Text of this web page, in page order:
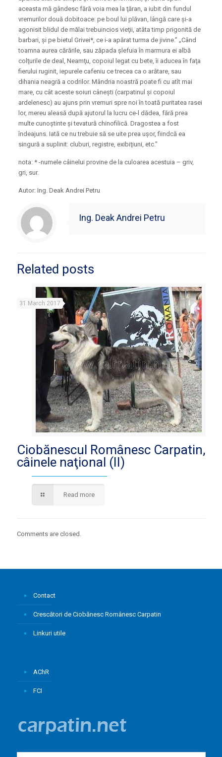
aceasta mă gândesc fără voia mea la ţăran, a iubit din fundul
vremurilor două dobitoace: pe boul lui plăvan, lângă care şi-a
agonisit blidul de mălai trebuincios vieţii, atâta timp prigonită de
barbari, şi pe bietul Grivei*, ce i-a apărat turma de jivine.” „Când
toamna aurea cărările, sau zăpada şlefuia în marmura ei albă
colţurile de deal, Neamţu, copoiul legat cu bete, îi aducea în faţa
fierului ruginit, iepurele cafeniu ce trecea ca o arătare, sau
dihania neagră a codrilor. Mândria noastră poate fi cu atît mai
mare, cu cât aceste soiuri câneşti (carpatinul şi copoiul
ardelenesc) au ajuns prin vremuri spre noi în toată puritatea rasei
lor, mereu aleasă după ajutorul la lucru ce-l dădea, fără prea
multe cunoştinte şi tevatură chinofilică. Dragostea a fost
îndeajuns. Iată ce nu trebuie să se uite prea uşor, fiindcă ea
singură a suplinit: cluburi, registre, exibiţiuni, etc.”
nota: * -numele câinelui provine de la culoarea acestuia – griv,
gri, sur.
Autor: Ing. Deak Andrei Petru
Ing. Deak Andrei Petru
Related posts
31 March 2017
Ciobănescul Românesc Carpatin,
câinele naţional (II)
Read more
Comments are closed.
Contact
Crescători de Ciobănesc Românesc Carpatin
Linkuri utile
AChR
FCI